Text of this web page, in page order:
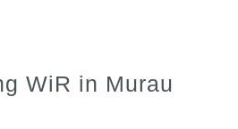
WiR in Murau